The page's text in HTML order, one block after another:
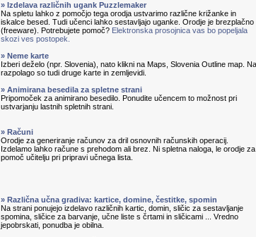
» Izdelava različnih ugank Puzzlemaker
Na spletu lahko z pomočjo tega orodja ustvarimo različne križanke in
iskalce besed. Tudi učenci lahko sestavljajo uganke. Orodje je brezplačno
(freeware). Potrebujete pomoč? Elektronska prosojnica vas bo popeljala
skozi ves postopek.
» Neme karte
Izberi deželo (npr. Slovenia), nato klikni na Maps, Slovenia Outline map. Na
razpolago so tudi druge karte in zemljevidi.
» Animirana besedila za spletne strani
Pripomoček za animirano besedilo. Ponudite učencem to možnost pri
ustvarjanju lastnih spletnih strani.
» Računi
Orodje za generiranje računov za dril osnovnih računskih operacij.
Izdelamo lahko račune s prehodom ali brez. Ni spletna naloga, le orodje za
pomoč učitelju pri pripravi učnega lista.
» Različna učna gradiva: kartice, domine, čestitke, spomin
Na strani ponujejo izdelavo različnih kartic, domin, sličic za sestavljanje
spomina, sličice za barvanje, učne liste s črtami in sličicami ... Vredno
jepobrskati, ponudba je obilna.